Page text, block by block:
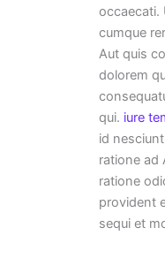
occaecati.
cumque
Aut quis
dolorem
qui. iure
id
ratione ad
ratione
provident
sequi et